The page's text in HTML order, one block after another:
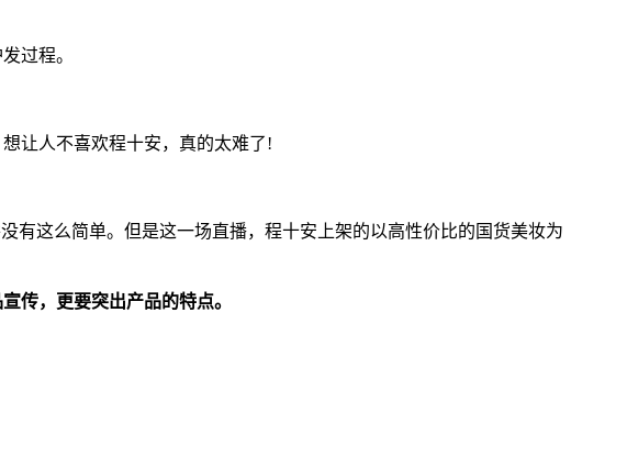
过程。
让人不喜欢程十安，真的太难了!
有这么简单。但是这一场直播，程十安上架的以高性价比的国货美妆为
传，更要突出产品的特点。